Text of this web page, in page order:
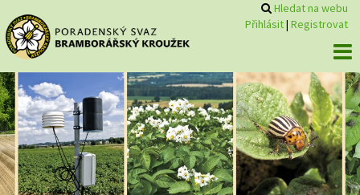
Hledat na webu
Přihlásit| Registrovat